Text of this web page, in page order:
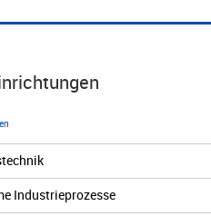
Industrieprozesse